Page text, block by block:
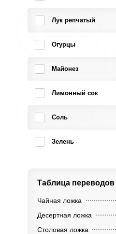
Лук репчатый
Огурцы
Майонез
Лимонный сок
Соль
Зелень
Таблица переводов
Чайная ложка
Десертная ложка
Столовая ложка